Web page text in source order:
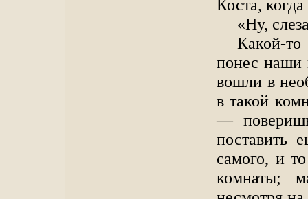
Коста,
«Ну,
Какой-
понес наши
вошли в
в такой
—
поставить
самого, и
комнаты;